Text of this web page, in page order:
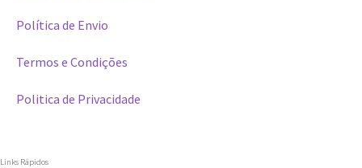
Política de Envio
Termos e Condições
Politica de Privacidade
Links Rápidos